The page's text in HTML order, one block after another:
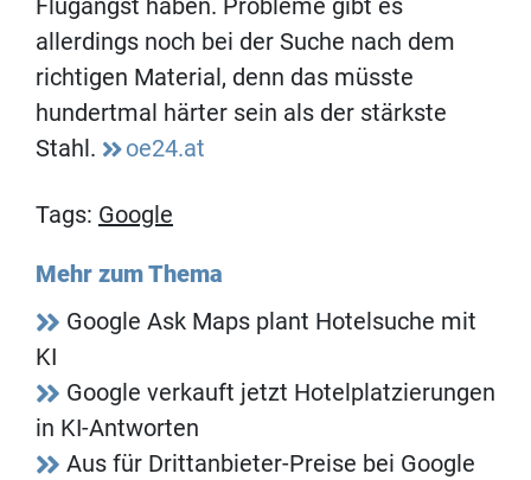
Flugangst haben. Probleme gibt es
allerdings noch bei der Suche nach dem
richtigen Material, denn das müsste
hundertmal härter sein als der stärkste
Stahl.
oe24.at
Tags: Google
Mehr zum Thema
Google Ask Maps plant Hotelsuche mit
KI
Google verkauft jetzt Hotelplatzierungen
in KI-Antworten
Aus für Drittanbieter-Preise bei Google